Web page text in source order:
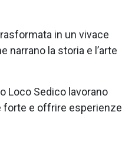
in un vivace
narrano la storia e l’arte
Loco Sedico lavorano
forte e offrire esperienze